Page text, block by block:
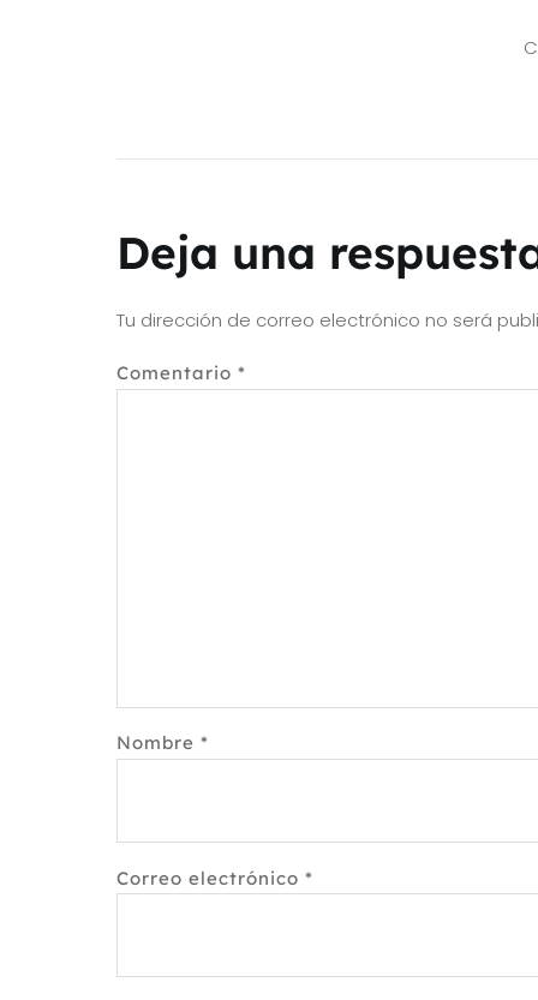
Deja una
Tu dirección de correo electrónico no será
Comentario *
Nombre *
Correo electrónico *